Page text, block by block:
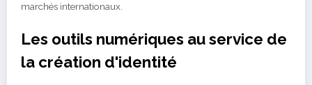
marchés internationaux.
Les outils numériques au service de
la création d'identité